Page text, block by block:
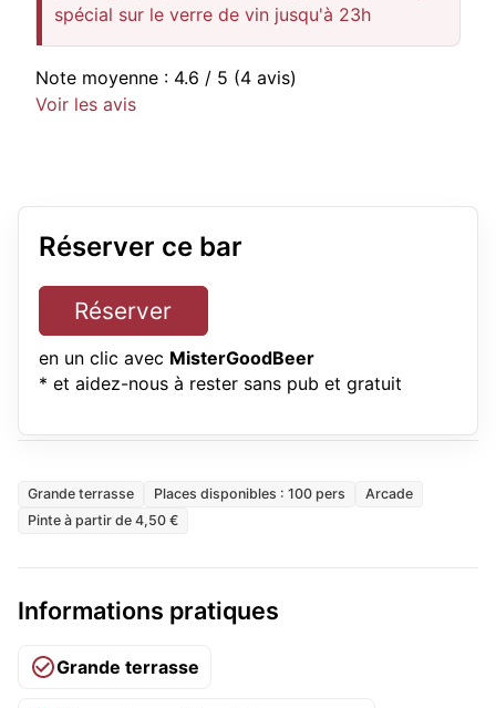
spécial sur le verre de vin jusqu'à 23h
Note moyenne : 4.6 / 5 (4 avis)
Voir les avis
Réserver ce bar
Réserver
en un clic avec MisterGoodBeer
* et aidez-nous à rester sans pub et gratuit
Grande terrasse Places disponibles : 100 pers
Arcade
Pinte à partir de 4,50 €
Informations pratiques
Grande terrasse